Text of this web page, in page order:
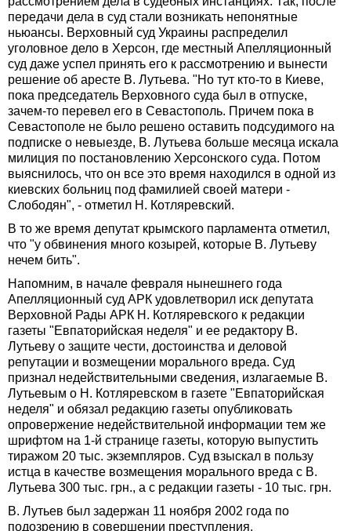
передачи дела в суд стали возникать непонятные
ньюансы. Верховный суд Украины распределил
уголовное дело в Херсон, где местный Апелляционный
суд даже успел принять его к рассмотрению и вынести
решение об аресте В. Лутьева. "Но тут кто-то в Киеве,
пока председатель Верховного суда был в отпуске,
зачем-то перевел его в Севастополь. Причем пока в
Севастополе не было решено оставить подсудимого на
подписке о невыезде, В. Лутьева больше месяца искала
милиция по постановлению Херсонского суда. Потом
выяснилось, что он все это время находился в одной из
киевских больниц под фамилией своей матери -
Слободян", - отметил Н. Котляревский.
В то же время депутат крымского парламента отметил,
что "у обвинения много козырей, которые В. Лутьеву
нечем бить".
Напомним, в начале февраля нынешнего года
Апелляционный суд АРК удовлетворил иск депутата
Верховной Рады АРК Н. Котляревского к редакции
газеты "Евпаторийская неделя" и ее редактору В.
Лутьеву о защите чести, достоинства и деловой
репутации и возмещении морального вреда. Суд
признал недействительными сведения, излагаемые В.
Лутьевым о Н. Котляревском в газете "Евпаторийская
неделя" и обязал редакцию газеты опубликовать
опровержение недействительной информации тем же
шрифтом на 1-й странице газеты, которую выпустить
тиражом 20 тыс. экземпляров. Суд взыскал в пользу
истца в качестве возмещения морального вреда с В.
Лутьева 300 тыс. грн., а с редакции газеты - 10 тыс. грн.
В. Лутьев был задержан 11 ноября 2002 года по
подозрению в совершении преступления,